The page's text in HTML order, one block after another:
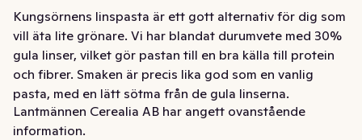
Kungsörnens linspasta är ett gott alternativ för dig som
vill äta lite grönare. Vi har blandat durumvete med 30%
gula linser, vilket gör pastan till en bra källa till protein
och fibrer. Smaken är precis lika god som en vanlig
pasta, med en lätt sötma från de gula linserna.
Dessutom ser den ut som vanlig pasta!
Lantmännen Cerealia AB har angett ovanstående
information.